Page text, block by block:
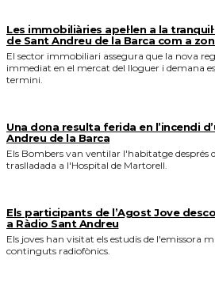
Les immobiliàries apel·len a la
de Sant Andreu de la Barca com a
El sector immobiliari assegura que la nova
immediat en el mercat del lloguer i demana
termini.
Una dona resulta ferida en l’incendi
Andreu de la Barca
Els Bombers van ventilar l'habitatge després
traslladada a l'Hospital de Martorell.
Els participants de l’Agost Jove
a Ràdio Sant Andreu
Els joves han visitat els estudis de l'emissora
continguts radiofònics.